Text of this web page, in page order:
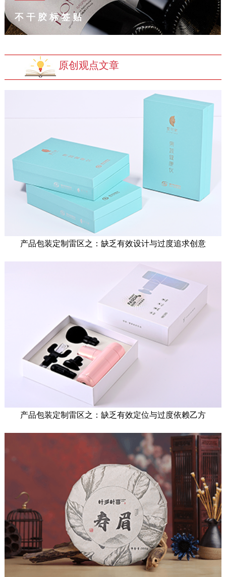
不干胶标签贴
原创观点文章
产品包装定制雷区之：缺乏有效设计与过度追求创意
产品包装定制雷区之：缺乏有效定位与过度依赖乙方